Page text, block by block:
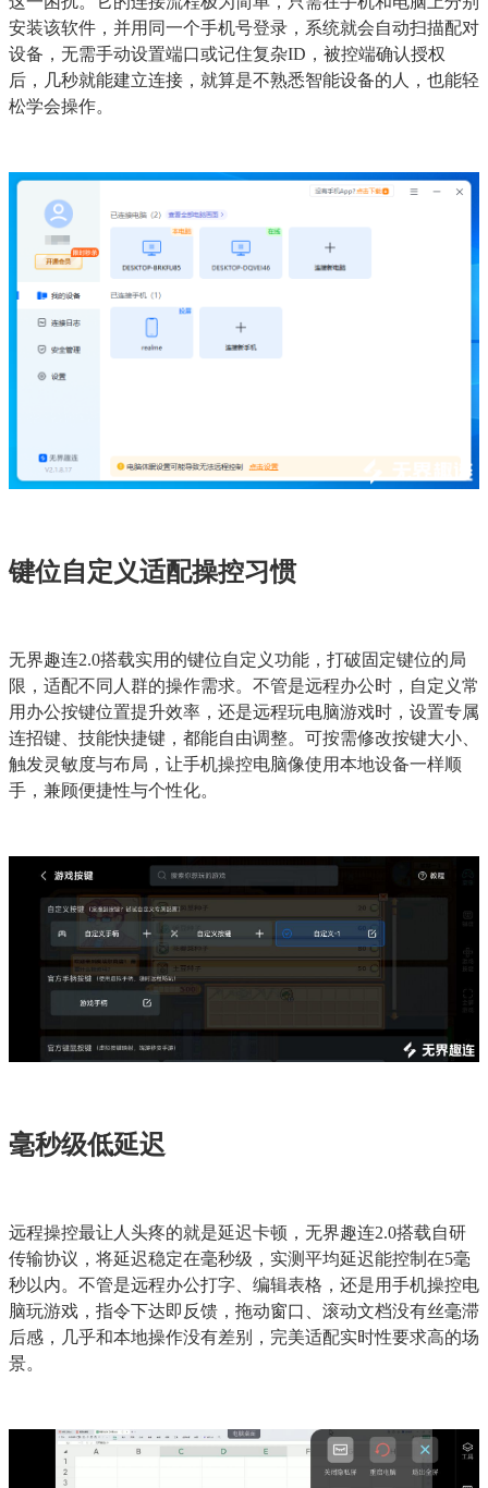
安装该软件，并用同一个手机号登录，系统就会自动扫描配对
设备，无需手动设置端口或记住复杂ID，被控端确认授权
后，几秒就能建立连接，就算是不熟悉智能设备的人，也能轻
松学会操作。
键位自定义适配操控习惯
无界趣连2.0搭载实用的键位自定义功能，打破固定键位的局
限，适配不同人群的操作需求。不管是远程办公时，自定义常
用办公按键位置提升效率，还是远程玩电脑游戏时，设置专属
连招键、技能快捷键，都能自由调整。可按需修改按键大小、
触发灵敏度与布局，让手机操控电脑像使用本地设备一样顺
手，兼顾便捷性与个性化。
毫秒级低延迟
远程操控最让人头疼的就是延迟卡顿，无界趣连2.0搭载自研
传输协议，将延迟稳定在毫秒级，实测平均延迟能控制在5毫
秒以内。不管是远程办公打字、编辑表格，还是用手机操控电
脑玩游戏，指令下达即反馈，拖动窗口、滚动文档没有丝毫滞
后感，几乎和本地操作没有差别，完美适配实时性要求高的场
景。